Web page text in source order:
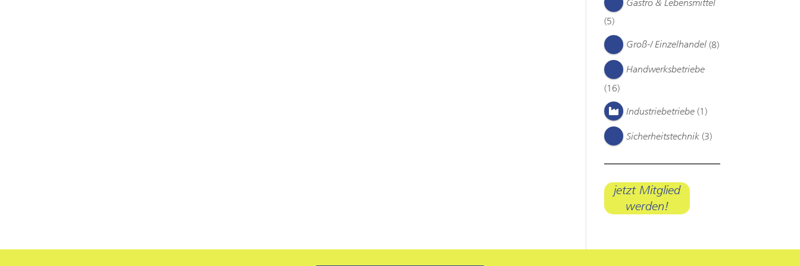
Gastro & Lebensmittel
(5)
Groß-/ Einzelhandel (8)
Handwerksbetriebe
(16)
Industriebetriebe (1)
Sicherheitstechnik (3)
jetzt Mitglied
werden!